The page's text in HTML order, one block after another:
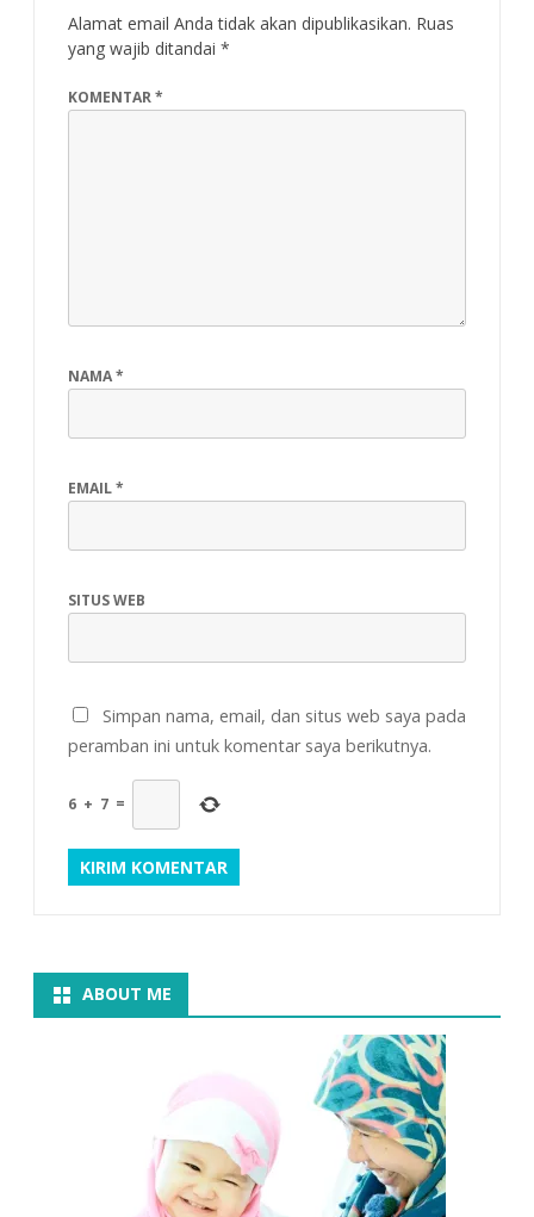
Alamat email Anda tidak akan dipublikasikan. Ruas
yang wajib ditandai *
KOMENTAR*
NAMA*
EMAIL*
SITUS WEB
Simpan nama, email, dan situs web saya pada
peramban ini untuk komentar saya berikutnya.
6 + 7 =
ABOUT ME